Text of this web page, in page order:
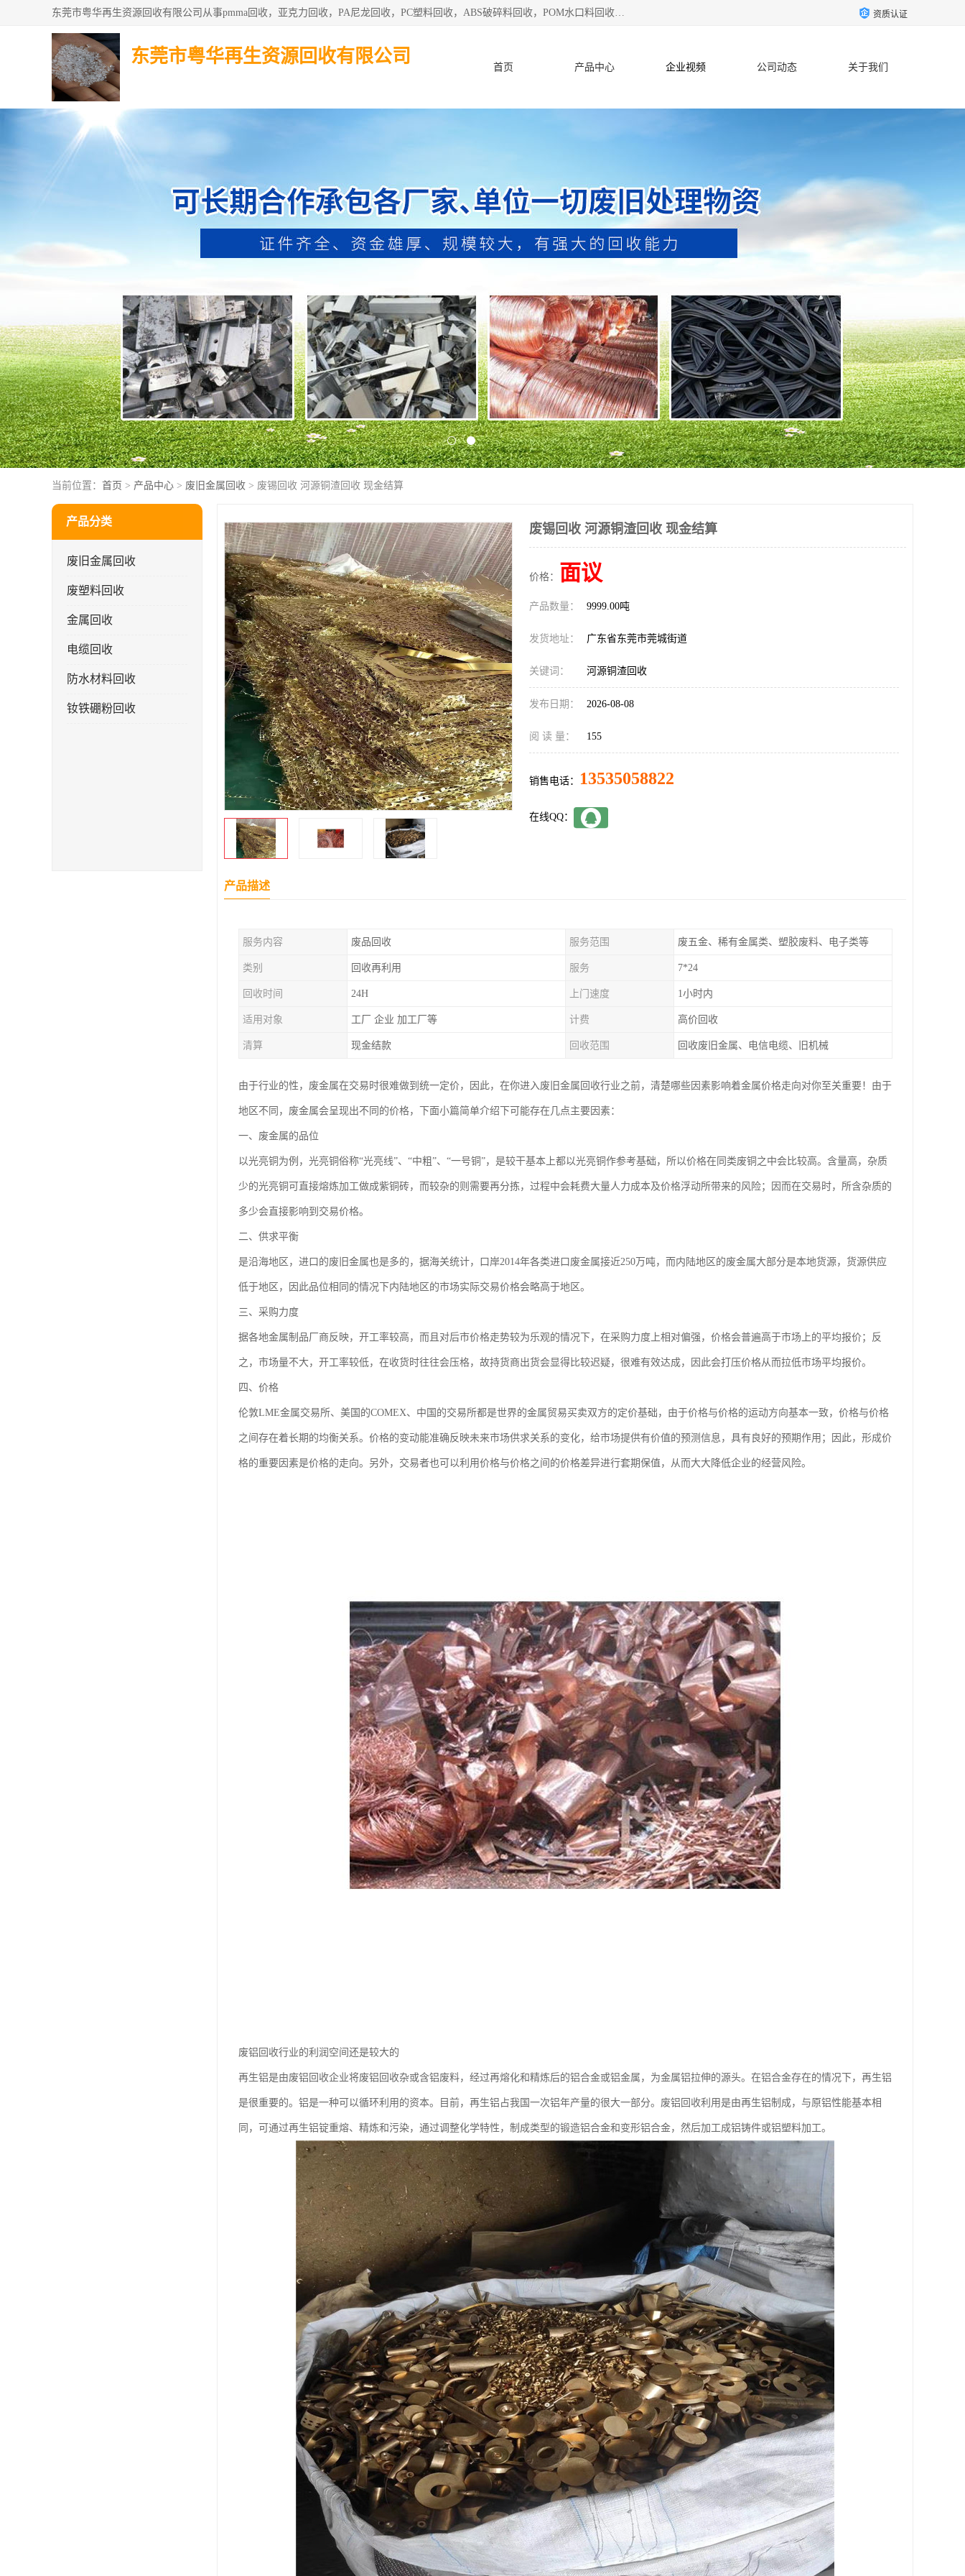
东莞市粤华再生资源回收有限公司从事pmma回收，亚克力回收，PA尼龙回收，PC塑料回收，ABS破碎料回收，POM水口料回收、废不锈钢回收等各类工厂废料回收等。 资质认证
东莞市粤华再生资源回收有限公司
首页 产品中心 企业视频 公司动态 关于我们
当前位置： 首页 > 产品中心 > 废旧金属回收 > 废锡回收 河源铜渣回收 现金结算
产品分类
废旧金属回收
废塑料回收
金属回收
电缆回收
防水材料回收
钕铁硼粉回收
废锡回收 河源铜渣回收 现金结算
价格： 面议
产品数量： 9999.00吨
发货地址： 广东省东莞市莞城街道
关键词： 河源铜渣回收
发布日期： 2026-08-08
阅 读 量： 155
销售电话： 13535058822
在线QQ：
产品描述
服务内容 废品回收 服务范围 废五金、稀有金属类、塑胶废料、电子类等
类别 回收再利用 服务 7*24
回收时间 24H 上门速度 1小时内
适用对象 工厂 企业 加工厂等 计费 高价回收
清算 现金结款 回收范围 回收废旧金属、电信电缆、旧机械
由于行业的性，废金属在交易时很难做到统一定价，因此，在你进入废旧金属回收行业之前，清楚哪些因素影响着金属价格走向对你至关重要！由于
地区不同，废金属会呈现出不同的价格，下面小篇简单介绍下可能存在几点主要因素：
一、废金属的品位
以光亮铜为例，光亮铜俗称“光亮线”、“中粗”、“一号铜”，是较干基本上都以光亮铜作参考基础，所以价格在同类废铜之中会比较高。含量高，杂质
少的光亮铜可直接熔炼加工做成紫铜砖，而较杂的则需要再分拣，过程中会耗费大量人力成本及价格浮动所带来的风险；因而在交易时，所含杂质的
多少会直接影响到交易价格。
二、供求平衡
是沿海地区，进口的废旧金属也是多的，据海关统计，口岸2014年各类进口废金属接近250万吨，而内陆地区的废金属大部分是本地货源，货源供应
低于地区，因此品位相同的情况下内陆地区的市场实际交易价格会略高于地区。
三、采购力度
据各地金属制品厂商反映，开工率较高，而且对后市价格走势较为乐观的情况下，在采购力度上相对偏强，价格会普遍高于市场上的平均报价；反
之，市场量不大，开工率较低，在收货时往往会压格，故持货商出货会显得比较迟疑，很难有效达成，因此会打压价格从而拉低市场平均报价。
四、价格
伦敦LME金属交易所、美国的COMEX、中国的交易所都是世界的金属贸易买卖双方的定价基础，由于价格与价格的运动方向基本一致，价格与价格
之间存在着长期的均衡关系。价格的变动能准确反映未来市场供求关系的变化，给市场提供有价值的预测信息，具有良好的预期作用；因此，形成价
格的重要因素是价格的走向。另外，交易者也可以利用价格与价格之间的价格差异进行套期保值，从而大大降低企业的经营风险。
废铝回收行业的利润空间还是较大的
再生铝是由废铝回收企业将废铝回收杂或含铝废料，经过再熔化和精炼后的铝合金或铝金属，为金属铝拉伸的源头。在铝合金存在的情况下，再生铝
是很重要的。铝是一种可以循环利用的资本。目前，再生铝占我国一次铝年产量的很大一部分。废铝回收利用是由再生铝制成，与原铝性能基本相
同，可通过再生铝锭重熔、精炼和污染，通过调整化学特性，制成类型的锻造铝合金和变形铝合金，然后加工成铝铸件或铝塑料加工。